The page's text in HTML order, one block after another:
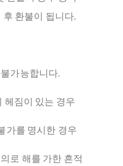
환불이 됩니다.
가능합니다.
헤짐이 있는 경우
가를 명시한 경우
로 해를 가한 흔적